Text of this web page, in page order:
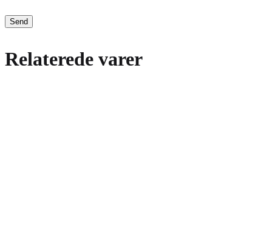
Relaterede varer